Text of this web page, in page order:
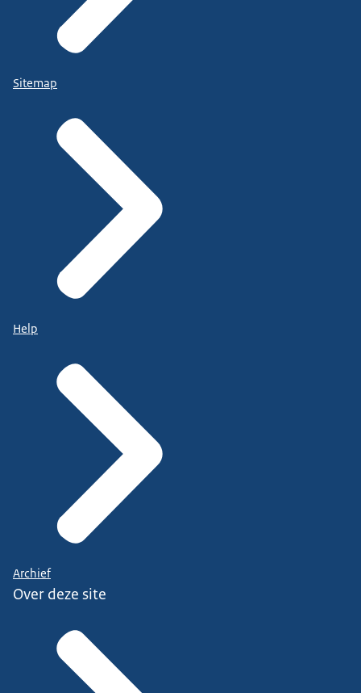
Sitemap
Help
Archief
Over deze site